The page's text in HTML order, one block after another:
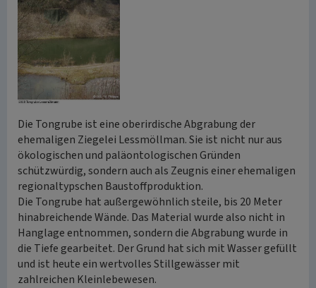
Die Tongrube ist eine oberirdische Abgrabung der
ehemaligen Ziegelei Lessmöllman. Sie ist nicht nur aus
ökologischen und paläontologischen Gründen
schützwürdig, sondern auch als Zeugnis einer ehemaligen
regionaltypschen Baustoffproduktion.
Die Tongrube hat außergewöhnlich steile, bis 20 Meter
hinabreichende Wände. Das Material wurde also nicht in
Hanglage entnommen, sondern die Abgrabung wurde in
die Tiefe gearbeitet. Der Grund hat sich mit Wasser gefüllt
und ist heute ein wertvolles Stillgewässer mit
zahlreichen Kleinlebewesen.